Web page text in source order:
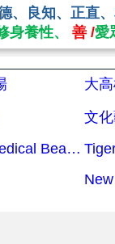
、良知、正直
身養性、 善 /愛
大
文
Aibeike Medical Beauty